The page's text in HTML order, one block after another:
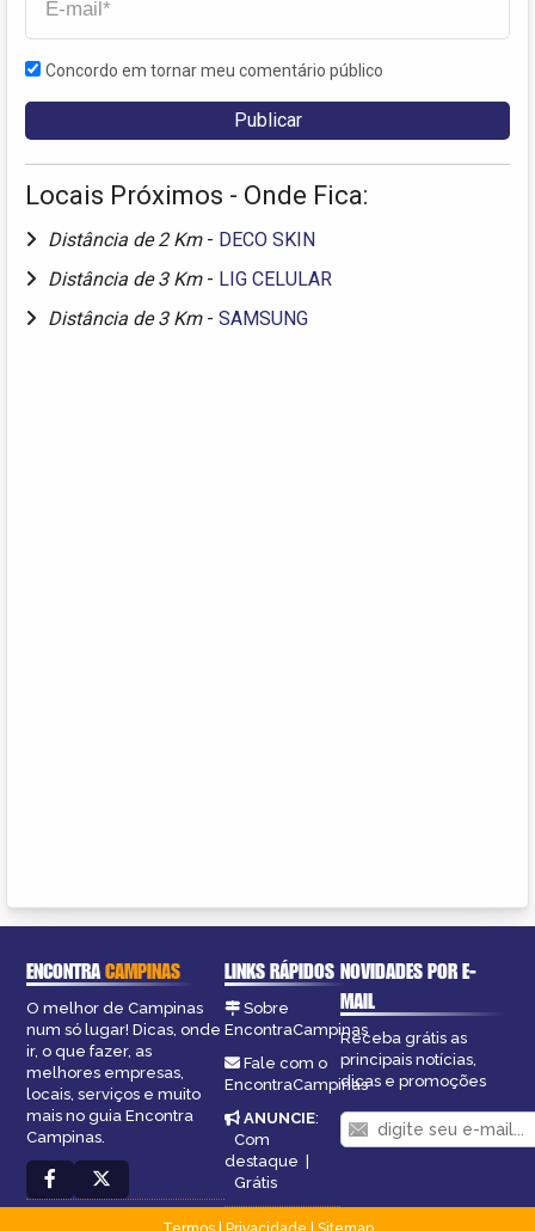
Concordo em tornar meu comentário público
Locais Próximos - Onde Fica:
Distância de 2 Km - DECO SKIN
Distância de 3 Km - LIG CELULAR
Distância de 3 Km - SAMSUNG
ENCONTRACAMPINAS
O melhor de Campinas
num só lugar! Dicas, onde
ir, o que fazer, as
melhores empresas,
locais, serviços e muito
mais no guia Encontra
Campinas.
LINKS RÁPIDOS
Sobre
EncontraCampinas
Fale com o
EncontraCampinas
ANUNCIE:
Com
destaque
Grátis
NOVIDADES POR E-
MAIL
Receba grátis as
principais notícias,
dicas e promoções